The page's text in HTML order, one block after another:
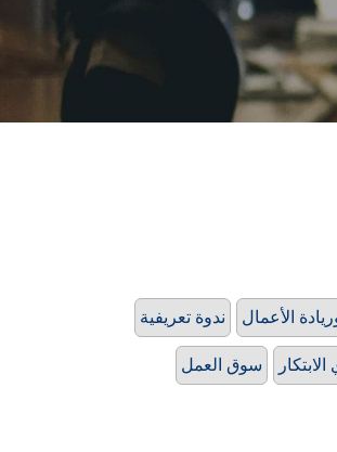
ندوة تعريفية الأعمال
سوق العمل